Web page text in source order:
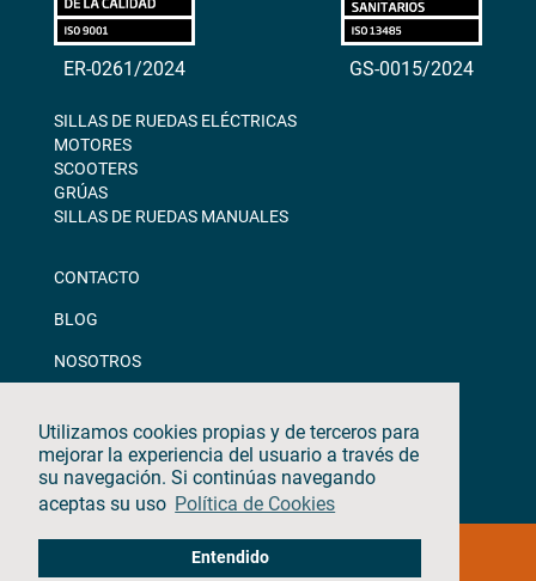
Utilizamos cookies propias y de terceros para
mejorar la experiencia del usuario a través de
su navegación. Si continúas navegando
aceptas su uso Política de Cookies
Entendido
ER-0261/2024 GS-0015/2024
SILLAS DE RUEDAS ELÉCTRICAS
MOTORES
SCOOTERS
GRÚAS
SILLAS DE RUEDAS MANUALES
CONTACTO
BLOG
NOSOTROS
CANAL ÉTICO
©2026 · TEYDER · Todos los derechos reservados